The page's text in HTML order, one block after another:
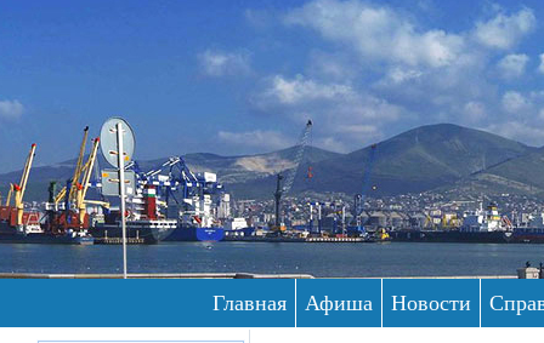
Главная Афиша Новости